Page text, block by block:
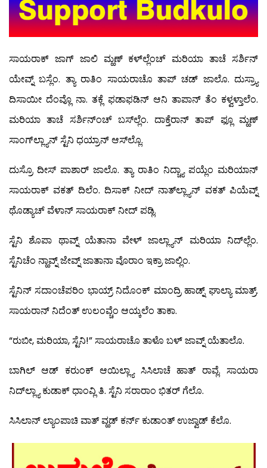
ಸಾಯರಾಕ್ ಜಾಗ್ ಜಾಲಿ ಮ್ಹಣ್ ಕಳ್‍ಲ್ಲೆಂಚ್ ಮರಿಯಾ ತಾಚೆ ಸರ್ಶಿನ್
ಯೇವ್ನ್ ಬಸ್ಲೆಂ. ತ್ಯಾ ರಾತಿಂ ಸಾಯರಾಚೊ ತಾಪ್ ಚಡ್ ಜಾಲೊ. ದುಸ್ರ್ಯಾ
ದಿಸಾಯೀ ದೆಂವ್ಲೊ ನಾ. ತಕ್ಲೆ ಫಡಾಫಡಿನ್ ಆನಿ ತಾಪಾನ್ ತೆಂ ಕಳ್ವಳ್ತಾಲೆಂ.
ಮರಿಯಾ ತಾಚೆ ಸರ್ಶಿನ್‍ಂಚ್ ಬಸ್‍ಲ್ಲೆಂ. ದಾಕ್ತೆರಾನ್ ತಾಪ್ ಫ್ಲೂ ಮ್ಹಣ್
ಸಾಂಗ್‍ಲ್ಲ್ಯಾನ್ ಸ್ಟೆನಿ ಧಯ್ರಾನ್ ಆಸ್‍ಲ್ಲೊ.
ದುಸ್ರೊ ದೀಸ್ ಪಾಶಾರ್ ಜಾಲೊ. ತ್ಯಾ ರಾತಿಂ ನಿದ್ಚ್ಯಾ ಪಯ್ಲೆಂ ಮರಿಯಾನ್
ಸಾಯರಾಕ್ ವಕತ್ ದಿಲೆಂ. ದಿಸಾಕ್ ನೀದ್ ನಾತ್‍ಲ್ಲ್ಯಾನ್ ವಕತ್ ಪಿಯೆವ್ನ್
ಥೊಡ್ಯಾಚ್ ವೆಳಾನ್ ಸಾಯರಾಕ್ ನೀದ್ ಪಡ್ಲಿ.
ಸ್ಟೆನಿ ಶೊಪಾ ಥಾವ್ನ್ ಯೆತಾನಾ ವೇಳ್ ಜಾಲ್ಲ್ಯಾನ್ ಮರಿಯಾ ನಿದ್‍ಲ್ಲೆಂ.
ಸ್ಟೆನಿಚೆಂ ನ್ಹಾವ್ನ್ ಜೇವ್ನ್ ಜಾತಾನಾ ವೊರಾಂ ಇಕ್ರಾ ಜಾಲ್ಲಿಂ.
ಸ್ಟೆನಿನ್ ಸದಾಂಚೆಪರಿಂ ಭಾಯ್ರ್ ನಿದೊಂಕ್ ಮಾಂದ್ರಿ ಹಾಡ್ನ್ ಘಾಲ್ಯಾ ಮಾತ್ರ್.
ಸಾಯರಾನ್ ನಿದೆಂತ್ ಉಲಂವ್ಚೆಂ ಆಯ್ಕಲೆಂ ತಾಕಾ.
“ರುಬೀ, ಮರಿಯಾ, ಸ್ಟೆನಿ!” ಸಾಯರಾಚೊ ತಾಳೊ ಬಳ್ ಜಾವ್ನ್ ಯೆತಾಲೊ.
ಬಾಗಿಲ್ ಆಡ್ ಕರುಂಕ್ ಆಯಿಲ್ಲ್ಯಾ ಸಿಸಿಲಾಚೆ ಹಾತ್ ರಾವ್ಲೆ. ಸಾಯರಾ
ನಿದ್‍ಲ್ಲ್ಯಾ ಕುಡಾಕ್ ಧಾಂವ್ಲಿ ತಿ. ಸ್ಟೆನಿ ಸರಾರಾಂ ಭಿತರ್ ಗೆಲೊ.
ಸಿಸಿಲಾನ್ ಲ್ಯಾಂಪಾಚಿ ವಾತ್ ವ್ಹಡ್ ಕರ್ನ್ ಕುಡಾಂತ್ ಉಜ್ವಾಡ್ ಕೆಲೊ.